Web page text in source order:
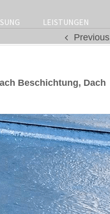
LEISTUNGEN
Previous
Beschichtung, Dach